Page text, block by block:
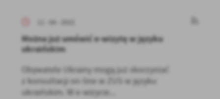
11 - 04 - 2022
Można już umówić e-wizytę w języku
ukraińskim
Obywatele Ukrainy mogą już skorzystać
z konsultacji on-line w ZUS w języku
ukraińskim. W e-wizycie...